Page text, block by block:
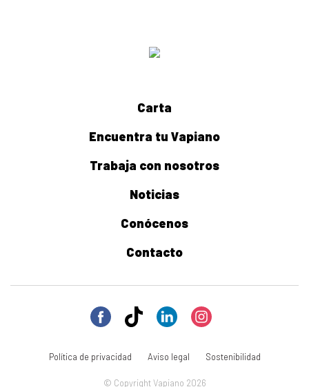
Carta
Encuentra tu Vapiano
Trabaja con nosotros
Noticias
Conócenos
Contacto
© Copyright Vapiano 2026
Política de privacidad Aviso legal Sostenibilidad